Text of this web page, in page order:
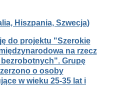
Hiszpania, Szwecja)
do projektu "Szerokie
na rzecz
Grupę
o osoby
w wieku 25-35 lat i